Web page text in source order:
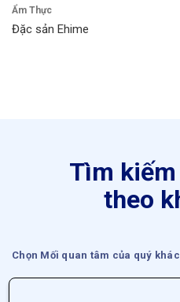
Ẩm Thực
Đặc sản Ehime
Tìm
theo
Chọn Mối quan tâm của quý